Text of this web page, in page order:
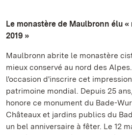
Le monastère de Maulbronn élu
2019 »
Maulbronn abrite le monastère
mieux conservé au nord des
l'occasion d'inscrire cet
patrimoine mondial. Depuis 25
honore ce monument du Bade-
Châteaux et jardins publics du
un bel anniversaire à fêter. Le 12